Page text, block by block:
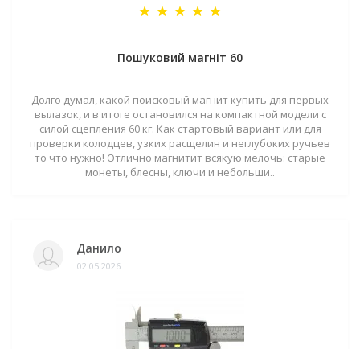
Пошуковий магніт 60
Долго думал, какой поисковый магнит купить для первых
вылазок, и в итоге остановился на компактной модели с
силой сцепления 60 кг. Как стартовый вариант или для
проверки колодцев, узких расщелин и неглубоких ручьев
то что нужно! Отлично магнитит всякую мелочь: старые
монеты, блесны, ключи и небольши..
Данило
02.05.2026